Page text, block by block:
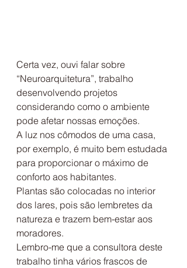
Certa vez, ouvi falar sobre
“Neuroarquitetura”, trabalho
desenvolvendo projetos
considerando como o ambiente
pode afetar nossas emoções.
A luz nos cômodos de uma casa,
por exemplo, é muito bem estudada
para proporcionar o máximo de
conforto aos habitantes.
Plantas são colocadas no interior
dos lares, pois são lembretes da
natureza e trazem bem-estar aos
moradores.
Lembro-me que a consultora deste
trabalho tinha vários frascos de